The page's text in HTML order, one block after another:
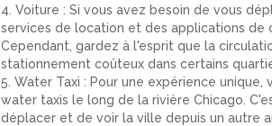
4. Voiture : Si vous avez besoin de vous
services de location et des applications de
Cependant, gardez à l'esprit que la
stationnement coûteux dans certains
5. Water Taxi : Pour une expérience
water taxis le long de la rivière Chicago.
déplacer et de voir la ville depuis un autre